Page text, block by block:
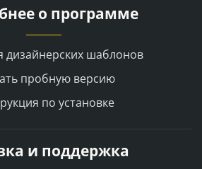
о программе
дизайнерских шаблонов
пробную версию
по установке
и поддержка